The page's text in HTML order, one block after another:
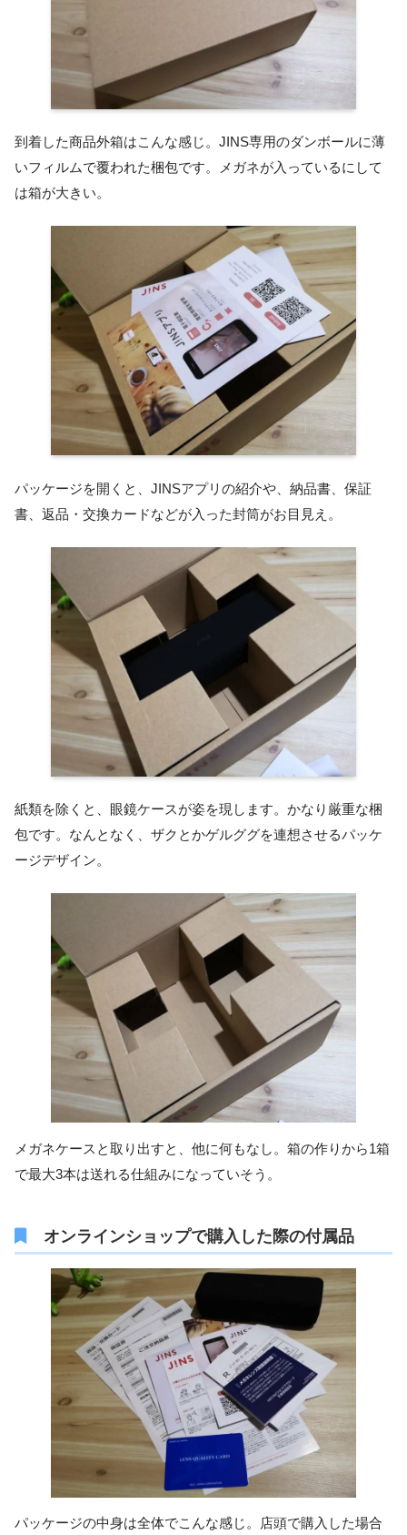
到着した商品外箱はこんな感じ。JINS専用のダンボールに薄
いフィルムで覆われた梱包です。メガネが入っているにして
は箱が大きい。
パッケージを開くと、JINSアプリの紹介や、納品書、保証
書、返品・交換カードなどが入った封筒がお目見え。
紙類を除くと、眼鏡ケースが姿を現します。かなり厳重な梱
包です。なんとなく、ザクとかゲルググを連想させるパッケ
ージデザイン。
メガネケースと取り出すと、他に何もなし。箱の作りから1箱
で最大3本は送れる仕組みになっていそう。
オンラインショップで購入した際の付属品
パッケージの中身は全体でこんな感じ。店頭で購入した場合